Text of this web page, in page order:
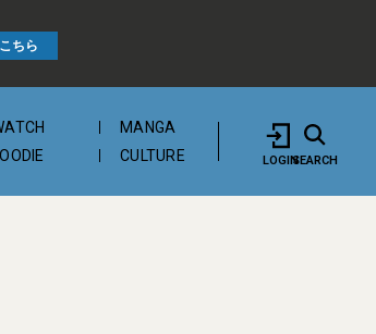
ちら
MANGA
CULTURE LOGINSEARCH